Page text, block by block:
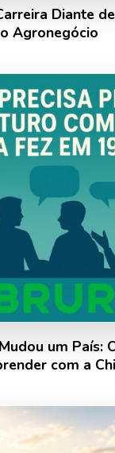
Diante
Agronegócio
um País:
com a